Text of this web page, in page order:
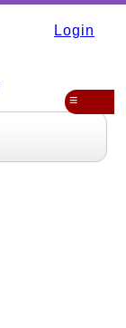
Login
≡